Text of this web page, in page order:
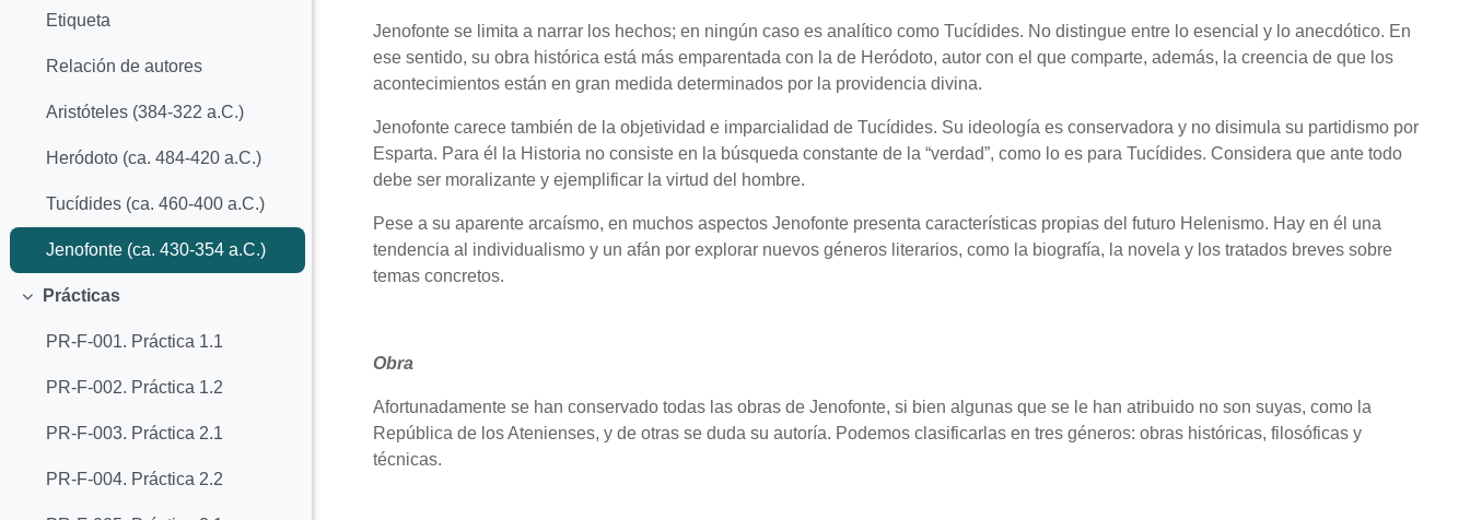
Etiqueta
Relación de autores
Aristóteles (384-322 a.C.)
Heródoto (ca. 484-420 a.C.)
Tucídides (ca. 460-400 a.C.)
Jenofonte (ca. 430-354 a.C.)
Colapsar
Prácticas
PR-F-001. Práctica 1.1
PR-F-002. Práctica 1.2
PR-F-003. Práctica 2.1
PR-F-004. Práctica 2.2
Jenofonte se limita a narrar los hechos; en ningún caso es analítico como Tucídides. No distingue entre lo esencial y lo anecdótico. En
ese sentido, su obra histórica está más emparentada con la de Heródoto, autor con el que comparte, además, la creencia de que los
acontecimientos están en gran medida determinados por la providencia divina.
Jenofonte carece también de la objetividad e imparcialidad de Tucídides. Su ideología es conservadora y no disimula su partidismo por
Esparta. Para él la Historia no consiste en la búsqueda constante de la “verdad”, como lo es para Tucídides. Considera que ante todo
debe ser moralizante y ejemplificar la virtud del hombre.
Pese a su aparente arcaísmo, en muchos aspectos Jenofonte presenta características propias del futuro Helenismo. Hay en él una
tendencia al individualismo y un afán por explorar nuevos géneros literarios, como la biografía, la novela y los tratados breves sobre
temas concretos.
Obra
Afortunadamente se han conservado todas las obras de Jenofonte, si bien algunas que se le han atribuido no son suyas, como la
República de los Atenienses, y de otras se duda su autoría. Podemos clasificarlas en tres géneros: obras históricas, filosóficas y
técnicas.